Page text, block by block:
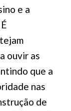
e a
ouvir as
que a
nas
de